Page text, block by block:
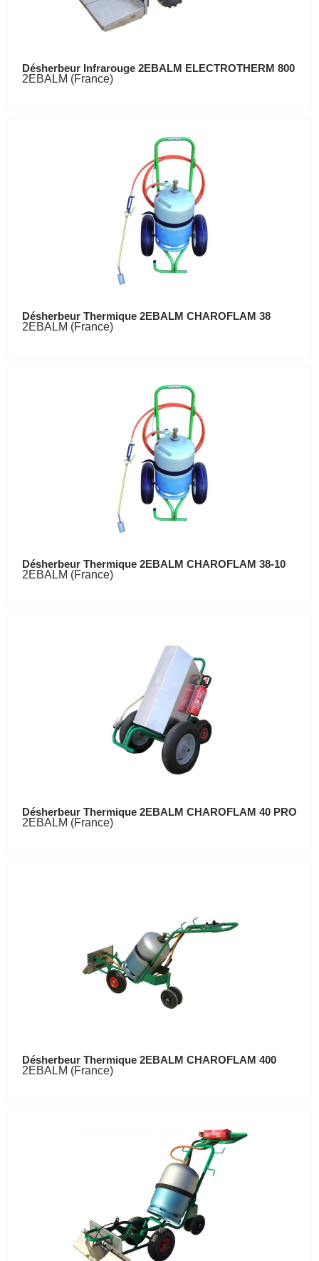
Désherbeur Infrarouge 2EBALM ELECTROTHERM 800
2EBALM (France)
Désherbeur Thermique 2EBALM CHAROFLAM 38
2EBALM (France)
Désherbeur Thermique 2EBALM CHAROFLAM 38-10
2EBALM (France)
Désherbeur Thermique 2EBALM CHAROFLAM 40 PRO
2EBALM (France)
Désherbeur Thermique 2EBALM CHAROFLAM 400
2EBALM (France)